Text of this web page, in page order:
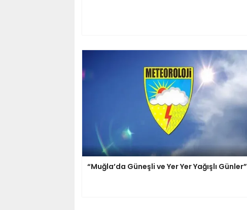
“Muğla’da Güneşli ve Yer Yer Yağışlı Günler”